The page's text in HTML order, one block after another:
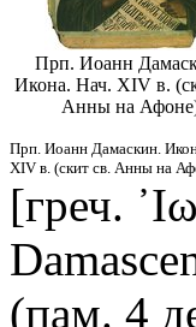
Прп. Иоанн
Икона. Нач. XIV в.
Анны на
Прп. Иоанн Дамаскин.
XIV в. (скит св. Анны на
[греч.
(пам. 4